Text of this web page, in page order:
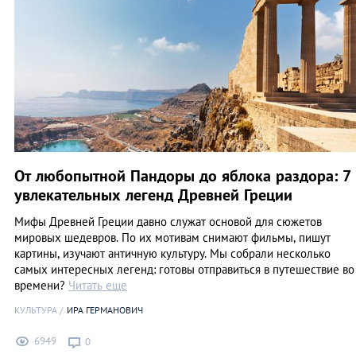
От любопытной Пандоры до яблока раздора: 7
увлекательных легенд Древней Греции
Мифы Древней Греции давно служат основой для сюжетов
мировых шедевров. По их мотивам снимают фильмы, пишут
картины, изучают античную культуру. Мы собрали несколько
самых интересных легенд: готовы отправиться в путешествие во
времени? Читать еще
КУЛЬТУРА ИРА ГЕРМАНОВИЧ
6949 0